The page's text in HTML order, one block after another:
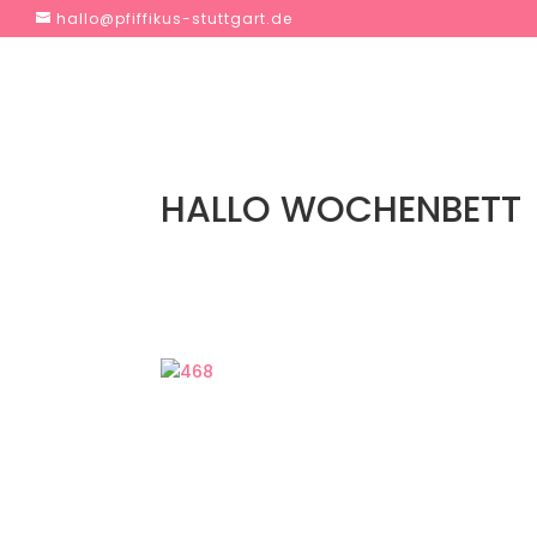
hallo@pfiffikus-stuttgart.de
HALLO WOCHENBETT